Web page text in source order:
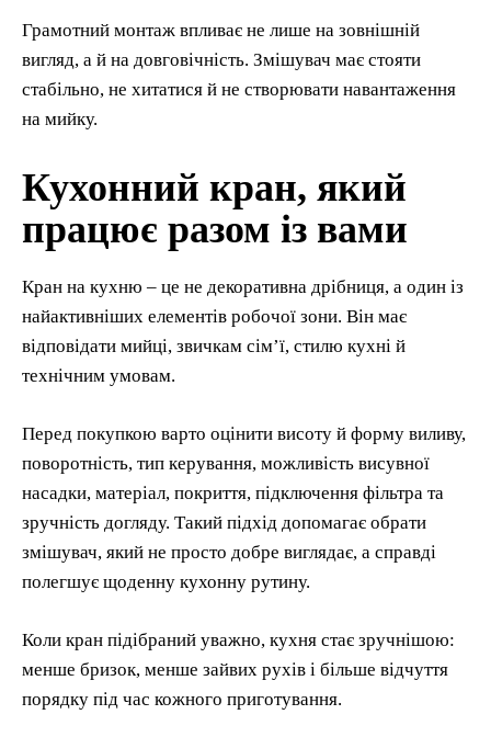
Грамотний монтаж впливає не лише на зовнішній
вигляд, а й на довговічність. Змішувач має стояти
стабільно, не хитатися й не створювати навантаження
на мийку.
Кухонний кран, який
працює разом із вами
Кран на кухню – це не декоративна дрібниця, а один із
найактивніших елементів робочої зони. Він має
відповідати мийці, звичкам сім’ї, стилю кухні й
технічним умовам.
Перед покупкою варто оцінити висоту й форму виливу,
поворотність, тип керування, можливість висувної
насадки, матеріал, покриття, підключення фільтра та
зручність догляду. Такий підхід допомагає обрати
змішувач, який не просто добре виглядає, а справді
полегшує щоденну кухонну рутину.
Коли кран підібраний уважно, кухня стає зручнішою:
менше бризок, менше зайвих рухів і більше відчуття
порядку під час кожного приготування.